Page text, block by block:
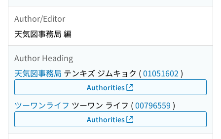
Author/Editor
天気図事務局 編
Author Heading
天気図事務局 テンキズ ジムキョク (01051602 )
Authorities
ツーワンライフ ツーワン ライフ (00796559 )
Authorities